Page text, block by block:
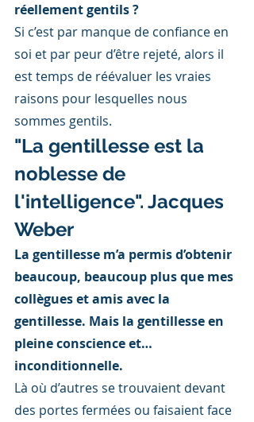
réellement gentils ?
Si c’est par manque de confiance en
soi et par peur d’être rejeté, alors il
est temps de réévaluer les vraies
raisons pour lesquelles nous
sommes gentils.
"La gentillesse est la
noblesse de
l'intelligence". Jacques
Weber
La gentillesse m’a permis d’obtenir
beaucoup, beaucoup plus que mes
collègues et amis avec la
gentillesse. Mais la gentillesse en
pleine conscience et…
inconditionnelle.
Là où d’autres se trouvaient devant
des portes fermées ou faisaient face